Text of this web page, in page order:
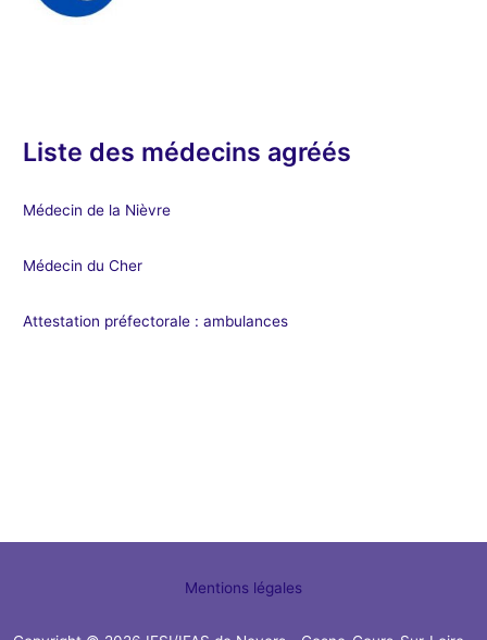
Liste des médecins agréés
Médecin de la Nièvre
Médecin du Cher
Attestation préfectorale : ambulances
Mentions légales